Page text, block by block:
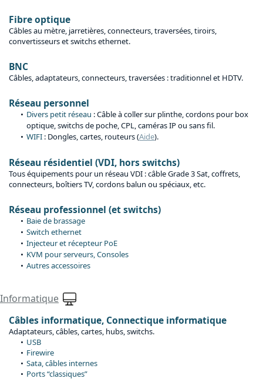
Fibre optique
Câbles au mètre, jarretières, connecteurs, traversées, tiroirs,
convertisseurs et switchs ethernet.
BNC
Câbles, adaptateurs, connecteurs, traversées : traditionnel et HDTV.
Réseau personnel
Divers petit réseau : Câble à coller sur plinthe, cordons pour box
optique, switchs de poche, CPL, caméras IP ou sans fil.
WIFI : Dongles, cartes, routeurs (Aide).
Réseau résidentiel (VDI, hors switchs)
Tous équipements pour un réseau VDI : câble Grade 3 Sat, coffrets,
connecteurs, boîtiers TV, cordons balun ou spéciaux, etc.
Réseau professionnel (et switchs)
Baie de brassage
Switch ethernet
Injecteur et récepteur PoE
KVM pour serveurs, Consoles
Autres accessoires
Informatique
Câbles informatique, Connectique informatique
Adaptateurs, câbles, cartes, hubs, switchs.
USB
Firewire
Sata, câbles internes
Ports “classiques”